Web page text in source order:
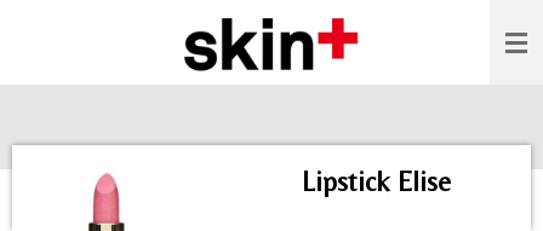
naar
Lipstick Elise